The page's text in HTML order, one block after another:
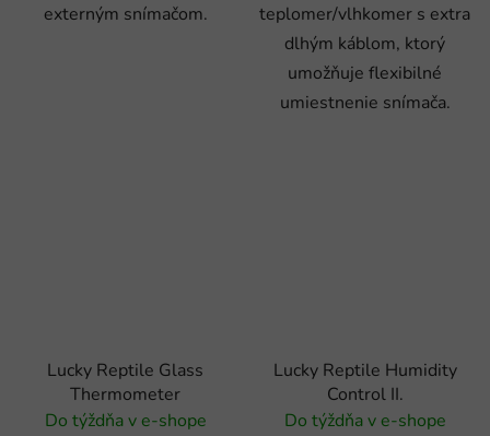
externým snímačom.
teplomer/vlhkomer s extra
dlhým káblom, ktorý
umožňuje flexibilné
umiestnenie snímača.
Lucky Reptile Glass
Thermometer
Do týždňa v e-shope
Lucky Reptile Humidity
Control II.
Do týždňa v e-shope